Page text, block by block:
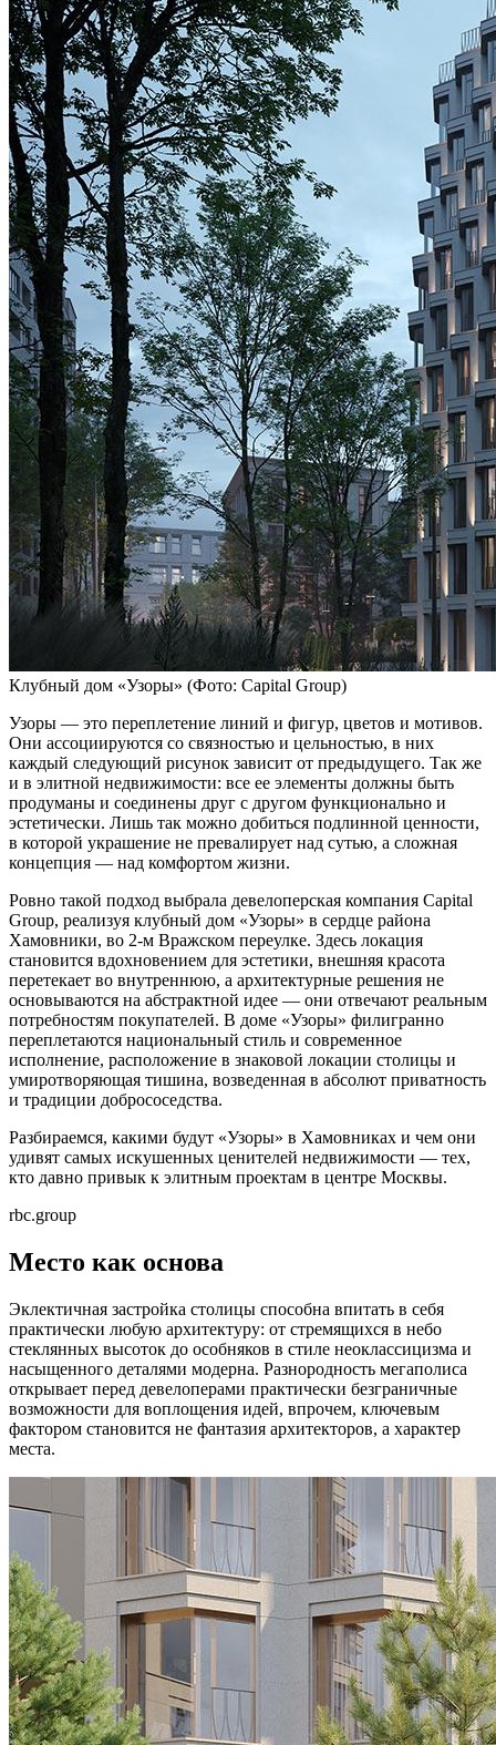
Клубный дом «Узоры» (Фото: Capital Group)
Узоры — это переплетение линий и фигур, цветов и мотивов.
Они ассоциируются со связностью и цельностью, в них
каждый следующий рисунок зависит от предыдущего. Так же
и в элитной недвижимости: все ее элементы должны быть
продуманы и соединены друг с другом функционально и
эстетически. Лишь так можно добиться подлинной ценности,
в которой украшение не превалирует над сутью, а сложная
концепция — над комфортом жизни.
Ровно такой подход выбрала девелоперская компания Capital
Group, реализуя клубный дом «Узоры» в сердце района
Хамовники, во 2-м Вражском переулке. Здесь локация
становится вдохновением для эстетики, внешняя красота
перетекает во внутреннюю, а архитектурные решения не
основываются на абстрактной идее — они отвечают реальным
потребностям покупателей. В доме «Узоры» филигранно
переплетаются национальный стиль и современное
исполнение, расположение в знаковой локации столицы и
умиротворяющая тишина, возведенная в абсолют приватность
и традиции добрососедства.
Разбираемся, какими будут «Узоры» в Хамовниках и чем они
удивят самых искушенных ценителей недвижимости — тех,
кто давно привык к элитным проектам в центре Москвы.
rbc.group
Место как основа
Эклектичная застройка столицы способна впитать в себя
практически любую архитектуру: от стремящихся в небо
стеклянных высоток до особняков в стиле неоклассицизма и
насыщенного деталями модерна. Разнородность мегаполиса
открывает перед девелоперами практически безграничные
возможности для воплощения идей, впрочем, ключевым
фактором становится не фантазия архитекторов, а характер
места.